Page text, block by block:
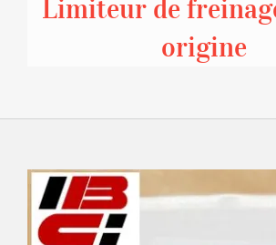
Limiteur de
origine